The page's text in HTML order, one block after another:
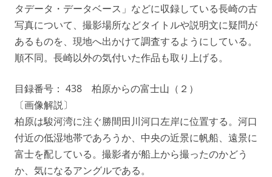
タデータ・データベース」などに収録している長崎の古
写真について、撮影場所などタイトルや説明文に疑問が
あるものを、現地へ出かけて調査するようにしている。
順不同。長崎以外の気付いた作品も取り上げる。
目録番号： 438 柏原からの富士山（２）
〔画像解説〕
柏原は駿河湾に注ぐ勝間田川河口左岸に位置する。河口
付近の低湿地帯であろうか、中央の近景に帆船、遠景に
富士を配している。撮影者が船上から撮ったのかどう
か、気になるアングルである。